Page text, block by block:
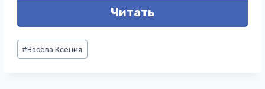
Читать
Метки
записи:
#Васёва Ксения